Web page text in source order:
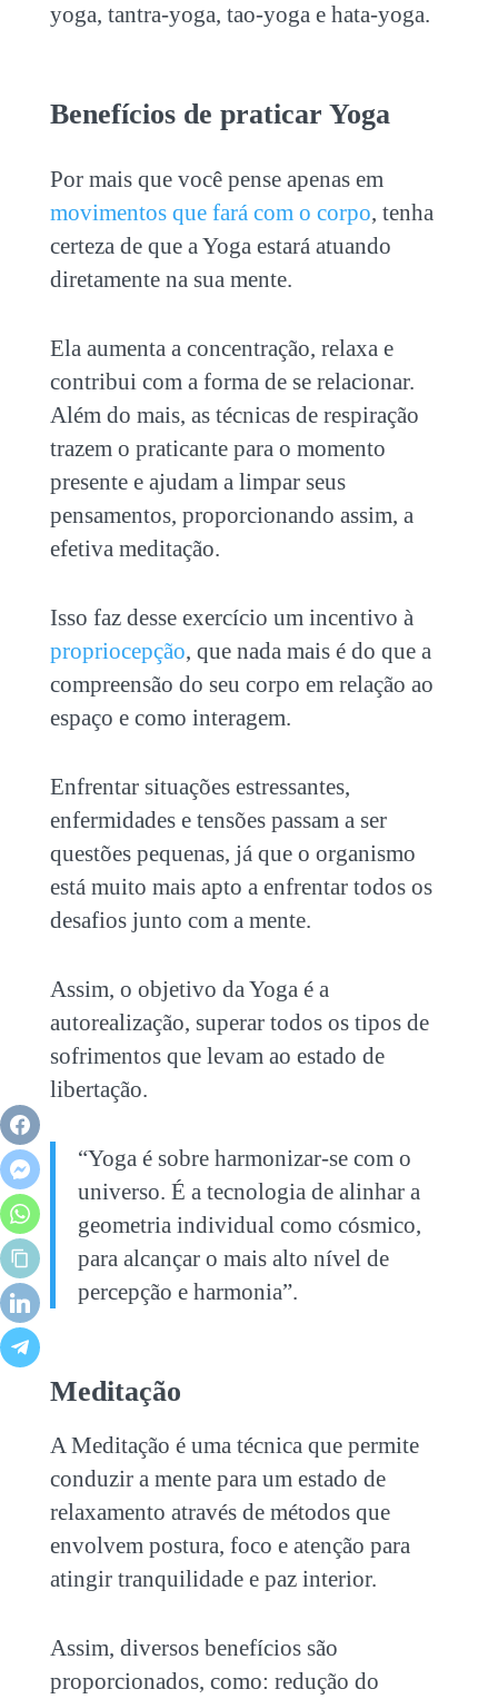
yoga, tantra-yoga, tao-yoga e hata-yoga.
Benefícios de praticar Yoga
Por mais que você pense apenas em
movimentos que fará com o corpo, tenha
certeza de que a Yoga estará atuando
diretamente na sua mente.
Ela aumenta a concentração, relaxa e
contribui com a forma de se relacionar.
Além do mais, as técnicas de respiração
trazem o praticante para o momento
presente e ajudam a limpar seus
pensamentos, proporcionando assim, a
efetiva meditação.
Isso faz desse exercício um incentivo à
propriocepção, que nada mais é do que a
compreensão do seu corpo em relação ao
espaço e como interagem.
Enfrentar situações estressantes,
enfermidades e tensões passam a ser
questões pequenas, já que o organismo
está muito mais apto a enfrentar todos os
desafios junto com a mente.
Assim, o objetivo da Yoga é a
autorealização, superar todos os tipos de
sofrimentos que levam ao estado de
libertação.
“Yoga é sobre harmonizar-se com o
universo. É a tecnologia de alinhar a
geometria individual como cósmico,
para alcançar o mais alto nível de
percepção e harmonia”.
Meditação
A Meditação é uma técnica que permite
conduzir a mente para um estado de
relaxamento através de métodos que
envolvem postura, foco e atenção para
atingir tranquilidade e paz interior.
Assim, diversos benefícios são
proporcionados, como: redução do